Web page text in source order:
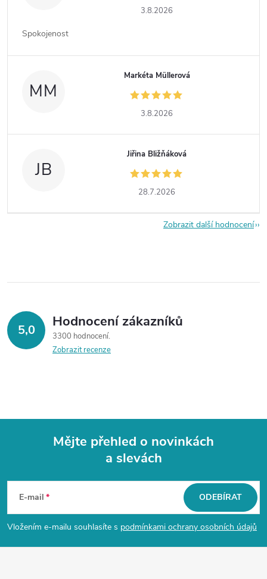
3.8.2026
Spokojenost
MM
Markéta Müllerová
3.8.2026
JB
Jiřina Bližňáková
28.7.2026
Zobrazit další hodnocení
5,0 Hodnocení zákazníků
3300 hodnocení
Zobrazit recenze
p
a
Mějte přehled o novinkách
a slevách
E-mail
Vložením e-mailu souhlasíte s podmínkami ochrany osobních údajů
ODEBÍRAT